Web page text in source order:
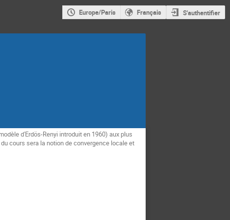
Europe/Paris Français S'authentifier
d'Erdös-Renyi introduit en 1960) aux plus
cours sera la notion de convergence locale et